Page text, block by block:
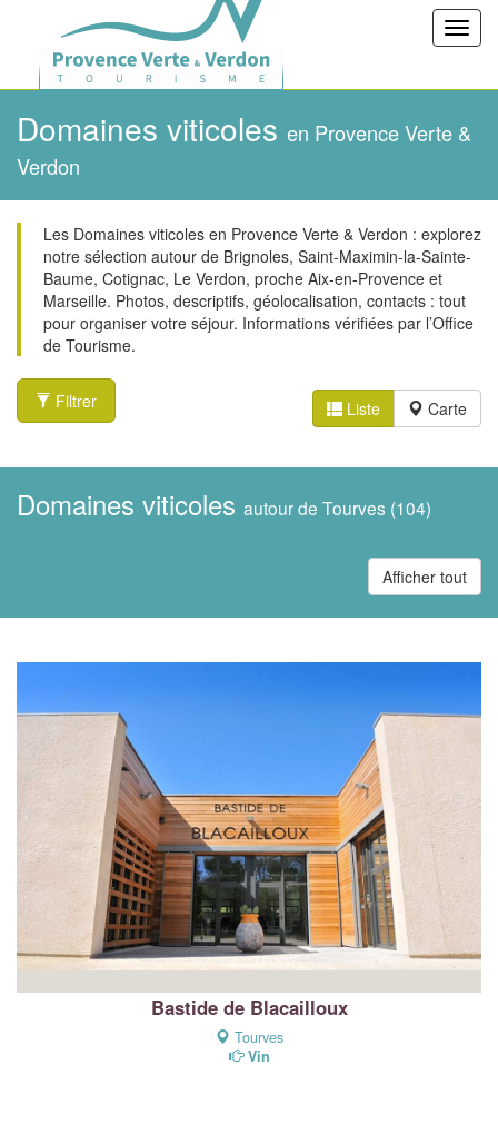
Domaines viticoles en Provence Verte &
Verdon
Les Domaines viticoles en Provence Verte & Verdon : explorez
notre sélection autour de Brignoles, Saint-Maximin-la-Sainte-
Baume, Cotignac, Le Verdon, proche Aix-en-Provence et
Marseille. Photos, descriptifs, géolocalisation, contacts : tout
pour organiser votre séjour. Informations vérifiées par l’Office
de Tourisme.
Filtrer Liste Carte
Domaines viticoles autour de Tourves (104)
Afficher tout
Bastide de Blacailloux
Tourves
Vin